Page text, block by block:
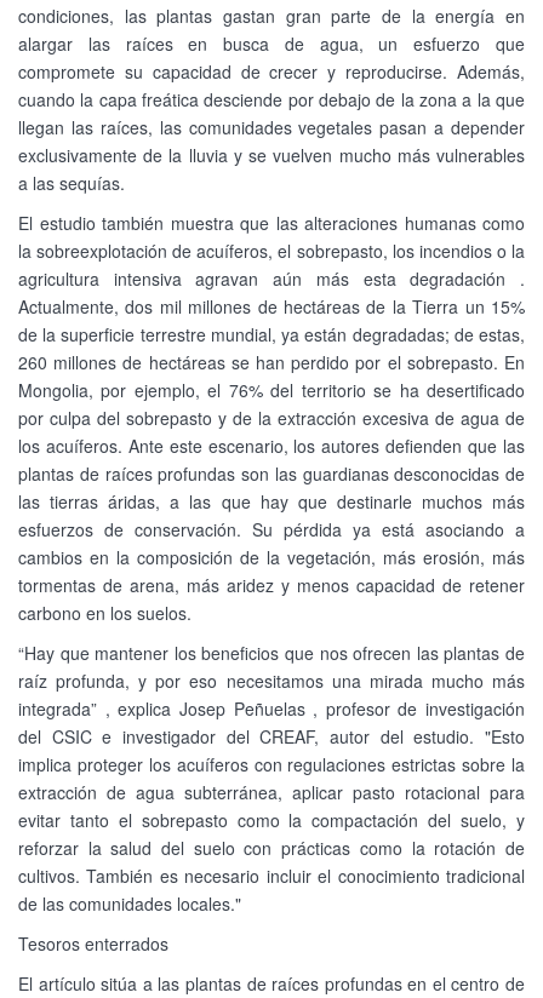
condiciones, las plantas gastan gran parte de la energía en
alargar las raíces en busca de agua, un esfuerzo que
compromete su capacidad de crecer y reproducirse. Además,
cuando la capa freática desciende por debajo de la zona a la que
llegan las raíces, las comunidades vegetales pasan a depender
exclusivamente de la lluvia y se vuelven mucho más vulnerables
a las sequías.
El estudio también muestra que las alteraciones humanas como
la sobreexplotación de acuíferos, el sobrepasto, los incendios o la
agricultura intensiva agravan aún más esta degradación .
Actualmente, dos mil millones de hectáreas de la Tierra un 15%
de la superficie terrestre mundial, ya están degradadas; de estas,
260 millones de hectáreas se han perdido por el sobrepasto. En
Mongolia, por ejemplo, el 76% del territorio se ha desertificado
por culpa del sobrepasto y de la extracción excesiva de agua de
los acuíferos. Ante este escenario, los autores defienden que las
plantas de raíces profundas son las guardianas desconocidas de
las tierras áridas, a las que hay que destinarle muchos más
esfuerzos de conservación. Su pérdida ya está asociando a
cambios en la composición de la vegetación, más erosión, más
tormentas de arena, más aridez y menos capacidad de retener
carbono en los suelos.
“Hay que mantener los beneficios que nos ofrecen las plantas de
raíz profunda, y por eso necesitamos una mirada mucho más
integrada” , explica Josep Peñuelas , profesor de investigación
del CSIC e investigador del CREAF, autor del estudio. "Esto
implica proteger los acuíferos con regulaciones estrictas sobre la
extracción de agua subterránea, aplicar pasto rotacional para
evitar tanto el sobrepasto como la compactación del suelo, y
reforzar la salud del suelo con prácticas como la rotación de
cultivos. También es necesario incluir el conocimiento tradicional
de las comunidades locales."
Tesoros enterrados
El artículo sitúa a las plantas de raíces profundas en el centro de